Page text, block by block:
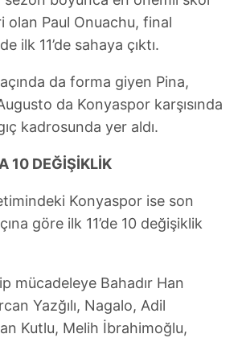
olan Paul Onuachu, final
ilk 11’de sahaya çıktı.
da forma giyen Pina,
da Konyaspor karşısında
kadrosunda yer aldı.
10 DEĞİŞİKLİK
Konyaspor ise son
göre ilk 11’de 10 değişiklik
mücadeleye Bahadır Han
Yazğılı, Nagalo, Adil
Kutlu, Melih İbrahimoğlu,